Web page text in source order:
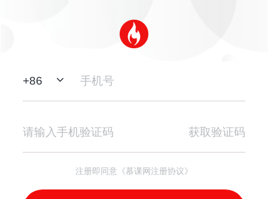
+86
获取验证码
注册即同意《慕课网注册协议》